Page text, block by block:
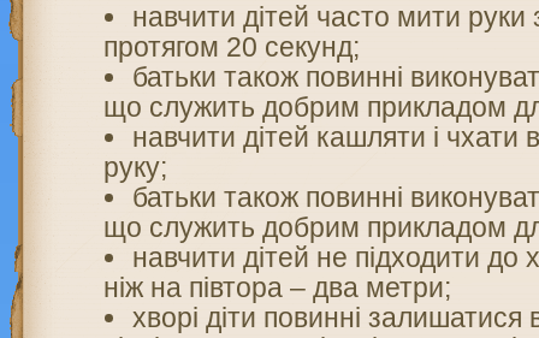
навчити дітей часто мити
протягом 20 секунд;
батьки також повинні
що служить добрим прикладом
навчити дітей кашляти і чхати
руку;
батьки також повинні
що служить добрим прикладом
навчити дітей не підходити до
ніж на півтора – два метри;
хворі діти повинні